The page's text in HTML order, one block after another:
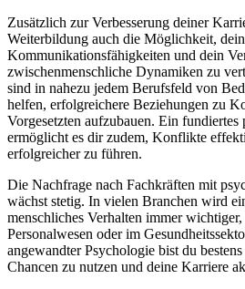
Zusätzlich zur Verbesserung deiner
Weiterbildung auch die Möglichkeit,
Kommunikationsfähigkeiten und dein
zwischenmenschliche Dynamiken zu
sind in nahezu jedem Berufsfeld von
helfen, erfolgreichere Beziehungen zu
Vorgesetzten aufzubauen. Ein fundiertes
ermöglicht es dir zudem, Konflikte
erfolgreicher zu führen.
Die Nachfrage nach Fachkräften mit
wächst stetig. In vielen Branchen wird
menschliches Verhalten immer
Personalwesen oder im
angewandter Psychologie bist du
Chancen zu nutzen und deine Karriere